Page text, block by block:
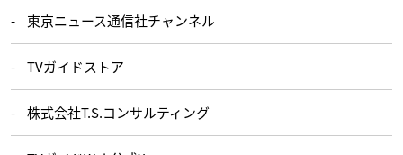
東京ニュース通信社チャンネル
TVガイドストア
株式会社T.S.コンサルティング